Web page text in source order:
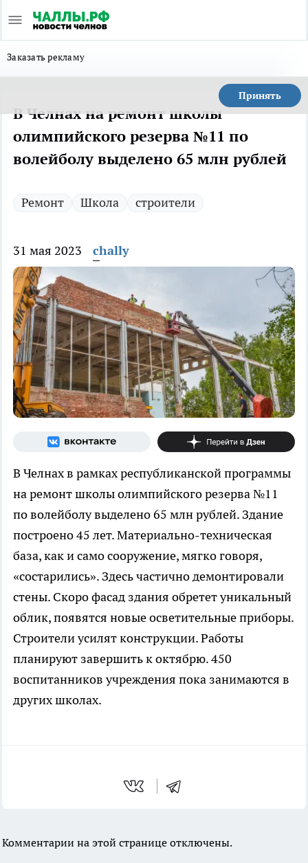
Заказать рекламу
Принять
В Челнах на ремонт школы
олимпийского резерва №11 по
волейболу выделено 65 млн рублей
Ремонт Школа строители
31 мая 2023 chally
В Челнах в рамках республиканской программы
на ремонт школы олимпийского резерва №11
по волейболу выделено 65 млн рублей. Здание
построено 45 лет. Материально-техническая
база, как и само сооружение, мягко говоря,
«состарились». Здесь частично демонтировали
стены. Скоро фасад здания обретет уникальный
облик, появятся новые осветительные приборы.
Строители усилят конструкции. Работы
планируют завершить к октябрю. 450
воспитанников учреждения пока занимаются в
других школах.
Комментарии на этой странице отключены.